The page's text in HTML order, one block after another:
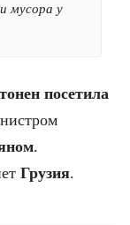
мусора у
посетила
.
Грузия.